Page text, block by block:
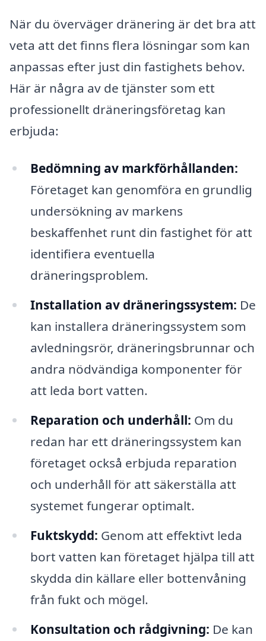
När du överväger dränering är det bra att
veta att det finns flera lösningar som kan
anpassas efter just din fastighets behov.
Här är några av de tjänster som ett
professionellt dräneringsföretag kan
erbjuda:
Bedömning av markförhållanden:
Företaget kan genomföra en grundlig
undersökning av markens
beskaffenhet runt din fastighet för att
identifiera eventuella
dräneringsproblem.
Installation av dräneringssystem: De
kan installera dräneringssystem som
avledningsrör, dräneringsbrunnar och
andra nödvändiga komponenter för
att leda bort vatten.
Reparation och underhåll: Om du
redan har ett dräneringssystem kan
företaget också erbjuda reparation
och underhåll för att säkerställa att
systemet fungerar optimalt.
Fuktskydd: Genom att effektivt leda
bort vatten kan företaget hjälpa till att
skydda din källare eller bottenvåning
från fukt och mögel.
Konsultation och rådgivning: De kan